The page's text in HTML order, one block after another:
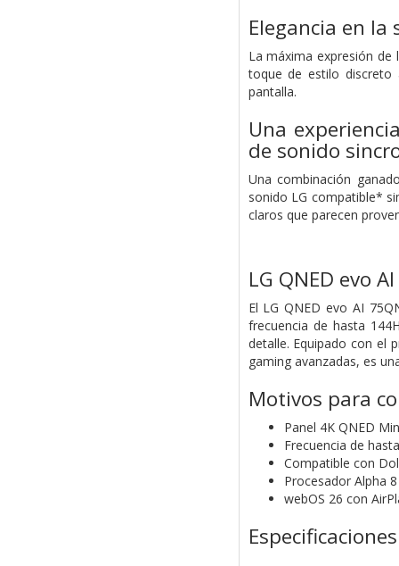
Elegancia en la
La máxima expresión de
toque de estilo
pantalla.
Una
de sonido
Una combinación
sonido LG compatible*
claros que parecen
LG QNED evo
El LG QNED evo AI
frecuencia de hasta
detalle. Equipado con el
gaming avanzadas, es
Motivos para
Panel 4K QNED
Frecuencia de
Compatible con
Procesador Alpha
webOS 26 con
Especificaciones